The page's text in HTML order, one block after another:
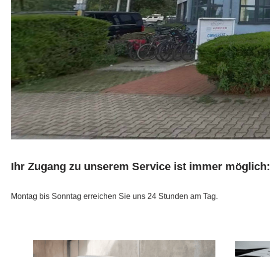
Ihr Zugang zu unserem Service ist immer möglich:
Montag bis Sonntag erreichen Sie uns 24 Stunden am Tag.